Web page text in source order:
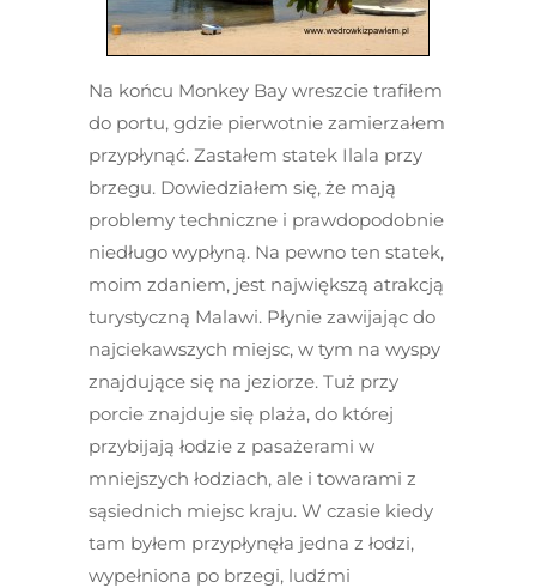
Na końcu Monkey Bay wreszcie trafiłem
do portu, gdzie pierwotnie zamierzałem
przypłynąć. Zastałem statek Ilala przy
brzegu. Dowiedziałem się, że mają
problemy techniczne i prawdopodobnie
niedługo wypłyną. Na pewno ten statek,
moim zdaniem, jest największą atrakcją
turystyczną Malawi. Płynie zawijając do
najciekawszych miejsc, w tym na wyspy
znajdujące się na jeziorze. Tuż przy
porcie znajduje się plaża, do której
przybijają łodzie z pasażerami w
mniejszych łodziach, ale i towarami z
sąsiednich miejsc kraju. W czasie kiedy
tam byłem przypłynęła jedna z łodzi,
wypełniona po brzegi, ludźmi